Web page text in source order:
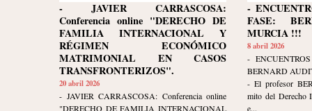
- JAVIER CARRASCOSA:
Conferencia online "DERECHO DE
FAMILIA INTERNACIONAL Y
RÉGIMEN ECONÓMICO
MATRIMONIAL EN CASOS
TRANSFRONTERIZOS".
20 abril 2026
- JAVIER CARRASCOSA: Conferencia online
"DERECHO DE FAMILIA INTERNACIONAL
-
FASE:
MURCIA !!!
8 abril 2026
-
BERNARD
- El profesor
mito del Derecho
e...